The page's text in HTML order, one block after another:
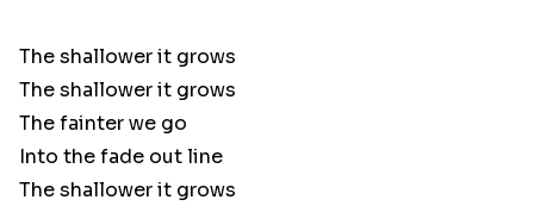
The shallower it grows
The shallower it grows
The fainter we go
Into the fade out line
The shallower it grows